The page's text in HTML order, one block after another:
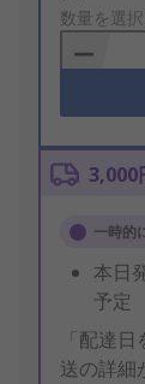
to
Basket
数量を選
3,000
一時的
本日
予定
「配達
送の詳細